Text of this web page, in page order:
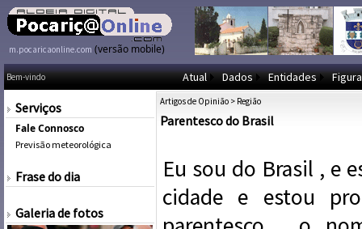
m.pocaricaonline.com (versão mobile)
Bem-vindo Atual Dados Entidades
Serviços
Fale Connosco
Previsão meteorológica
Frase do dia
Galeria de fotos
Artigos de Opinião > Região
Parentesco do Brasil
Eu sou do Brasil , e
cidade e estou